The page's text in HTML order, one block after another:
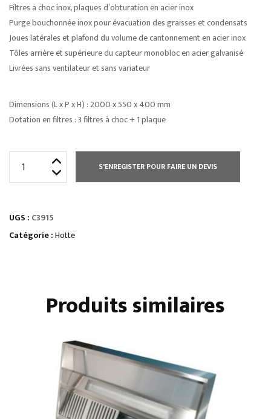
Filtres a choc inox, plaques d’obturation en acier inox
Purge bouchonnée inox pour évacuation des graisses et condensats
Joues latérales et plafond du volume de cantonnement en acier inox
Tôles arrière et supérieure du capteur monobloc en acier galvanisé
Livrées sans ventilateur et sans variateur
Dimensions (L x P x H) : 2000 x 550 x 400 mm
Dotation en filtres : 3 filtres à choc + 1 plaque
HAUTEUR
400
S'ENREGISTER POUR FAIRE UN DEVIS
UGS : C3915
Catégorie :Hotte
Produits similaires